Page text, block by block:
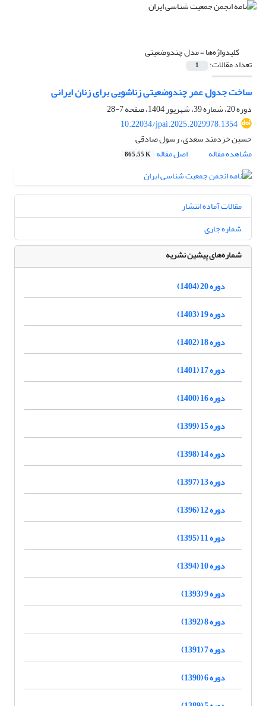
کلیدواژه‌ها =مدل چندوضعیتی
تعداد مقالات: 1
ساخت جدول عمر چند‌وضعیتی زناشویی برای زنان ایرانی
دوره 20، شماره 39، شهریور 1404، صفحه
7-28
10.22034/jpai.2025.2029978.1354
حسین خردمند سعدی، رسول صادقی
مشاهده مقاله
اصل مقاله 865.55 K
مقالات آماده انتشار
شماره جاری
شماره‌های پیشین نشریه
دوره 20 (1404)
دوره 19 (1403)
دوره 18 (1402)
دوره 17 (1401)
دوره 16 (1400)
دوره 15 (1399)
دوره 14 (1398)
دوره 13 (1397)
دوره 12 (1396)
دوره 11 (1395)
دوره 10 (1394)
دوره 9 (1393)
دوره 8 (1392)
دوره 7 (1391)
دوره 6 (1390)